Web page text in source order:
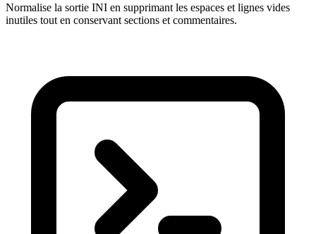
Normalise la sortie INI en supprimant les espaces et lignes vides
inutiles tout en conservant sections et commentaires.